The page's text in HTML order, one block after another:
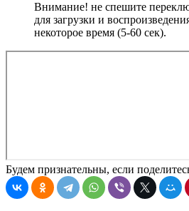
Внимание! не спешите
для загрузки и
некоторое время (5-60 сек).
Будем признательны, если